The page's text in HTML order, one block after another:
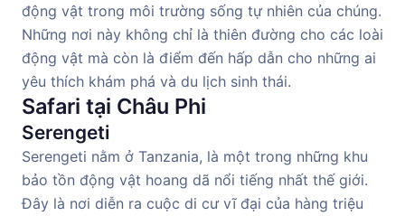
động vật trong môi trường sống tự nhiên của chúng.
Những nơi này không chỉ là thiên đường cho các loài
động vật mà còn là điểm đến hấp dẫn cho những ai
yêu thích khám phá và du lịch sinh thái.
Safari tại Châu Phi
Serengeti
Serengeti nằm ở Tanzania, là một trong những khu
bảo tồn động vật hoang dã nổi tiếng nhất thế giới.
Đây là nơi diễn ra cuộc di cư vĩ đại của hàng triệu